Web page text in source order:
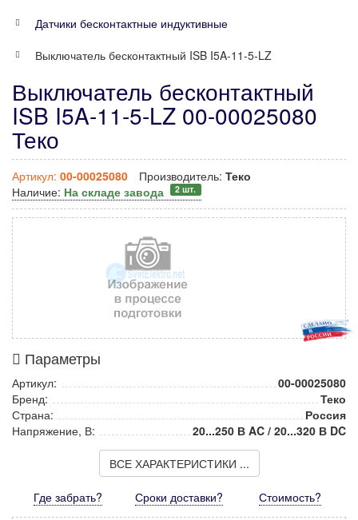
Датчики бесконтактные индуктивные
Выключатель бесконтактный ISB I5A-11-5-LZ
Выключатель бесконтактный
ISB I5A-11-5-LZ 00-00025080
Теко
Артикул: 00-00025080 Производитель: Теко
Наличие: На складе завода 2 шт.
Параметры
Артикул:
00-00025080
Бренд:
Теко
Страна:
Россия
Напряжение, В:
20...250 В AC / 20...320 В DC
ВСЕ ХАРАКТЕРИСТИКИ ...
Где забрать? Сроки доставки? Стоимость?